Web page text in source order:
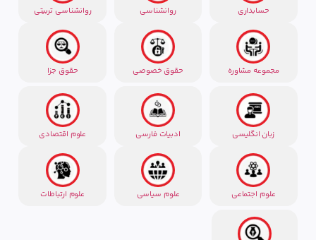
حسابداری روانشناسی روانشناسی تربیتی
مجموعه مشاوره حقوق خصوصی حقوق جزا
زبان انگلیسی ادبیات فارسی علوم اقتصادی
علوم اجتماعی علوم سیاسی علوم ارتباطات